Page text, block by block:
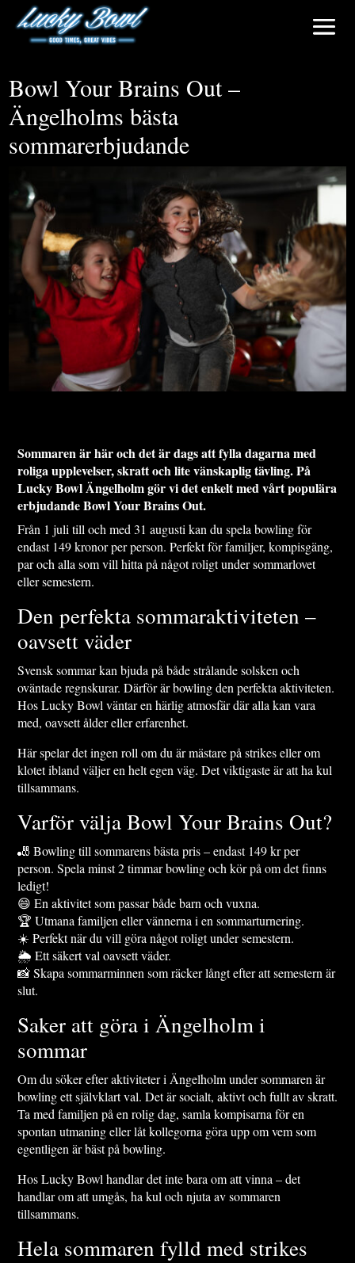
Bowl Your Brains Out –
Ängelholms bästa
sommarerbjudande
Sommaren är här och det är dags att fylla dagarna med
roliga upplevelser, skratt och lite vänskaplig tävling. På
Lucky Bowl Ängelholm gör vi det enkelt med vårt populära
erbjudande Bowl Your Brains Out.
Från 1 juli till och med 31 augusti kan du spela bowling för
endast 149 kronor per person. Perfekt för familjer, kompisgäng,
par och alla som vill hitta på något roligt under sommarlovet
eller semestern.
Den perfekta sommaraktiviteten –
oavsett väder
Svensk sommar kan bjuda på både strålande solsken och
oväntade regnskurar. Därför är bowling den perfekta aktiviteten.
Hos Lucky Bowl väntar en härlig atmosfär där alla kan vara
med, oavsett ålder eller erfarenhet.
Här spelar det ingen roll om du är mästare på strikes eller om
klotet ibland väljer en helt egen väg. Det viktigaste är att ha kul
tillsammans.
Varför välja Bowl Your Brains Out?
🎳 Bowling till sommarens bästa pris – endast 149 kr per
person. Spela minst 2 timmar bowling och kör på om det finns
ledigt!
😄 En aktivitet som passar både barn och vuxna.
🏆 Utmana familjen eller vännerna i en sommarturnering.
☀️ Perfekt när du vill göra något roligt under semestern.
🌦️ Ett säkert val oavsett väder.
📸 Skapa sommarminnen som räcker långt efter att semestern är
slut.
Saker att göra i Ängelholm i
sommar
Om du söker efter aktiviteter i Ängelholm under sommaren är
bowling ett självklart val. Det är socialt, aktivt och fullt av skratt.
Ta med familjen på en rolig dag, samla kompisarna för en
spontan utmaning eller låt kollegorna göra upp om vem som
egentligen är bäst på bowling.
Hos Lucky Bowl handlar det inte bara om att vinna – det
handlar om att umgås, ha kul och njuta av sommaren
tillsammans.
Hela sommaren fylld med strikes